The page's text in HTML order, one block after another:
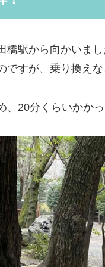
橋駅から向かいまし
ですが、乗り換え
、20分くらいかかっ